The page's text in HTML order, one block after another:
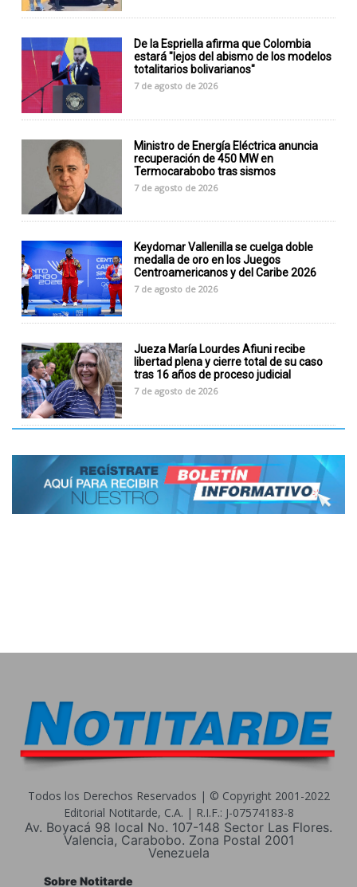
De la Espriella afirma que Colombia
estará "lejos del abismo de los modelos
totalitarios bolivarianos"
7 de agosto de 2026
Ministro de Energía Eléctrica anuncia
recuperación de 450 MW en
Termocarabobo tras sismos
7 de agosto de 2026
Keydomar Vallenilla se cuelga doble
medalla de oro en los Juegos
Centroamericanos y del Caribe 2026
7 de agosto de 2026
Jueza María Lourdes Afiuni recibe
libertad plena y cierre total de su caso
tras 16 años de proceso judicial
7 de agosto de 2026
Todos los Derechos Reservados | © Copyright 2001-2022
Editorial Notitarde, C.A. | R.I.F.: J-07574183-8
Av. Boyacá 98 local No. 107-148 Sector Las Flores.
Valencia, Carabobo. Zona Postal 2001
Venezuela
Sobre Notitarde